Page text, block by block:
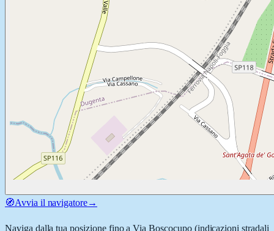
🧭Avvia il navigatore→
Naviga dalla tua posizione fino aVia Boscocupo(indicazioni stradali